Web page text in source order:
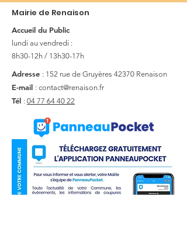
Mairie de Renaison
Accueil du Public
lundi au vendredi :
8h30-12h / 13h30-17h
Adresse : 152 rue de Gruyères 42370 Renaison
E-mail : contact@renaison.fr
Tél : 04 77 64 40 22